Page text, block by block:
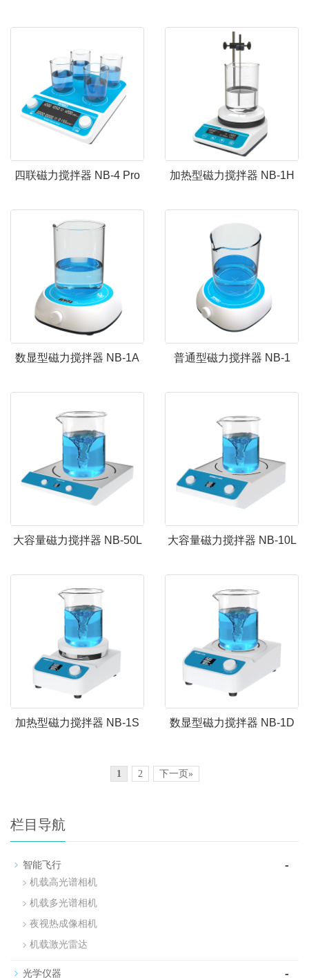
四联磁力搅拌器 NB-4 Pro 加热型磁力搅拌器 NB-1H
数显型磁力搅拌器 NB-1A 普通型磁力搅拌器 NB-1
大容量磁力搅拌器 NB-50L 大容量磁力搅拌器 NB-10L
加热型磁力搅拌器 NB-1S 数显型磁力搅拌器 NB-1D
1 2 下一页»
栏目导航
智能飞行 -
机载高光谱相机
机载多光谱相机
夜视热成像相机
机载激光雷达
光学仪器 -